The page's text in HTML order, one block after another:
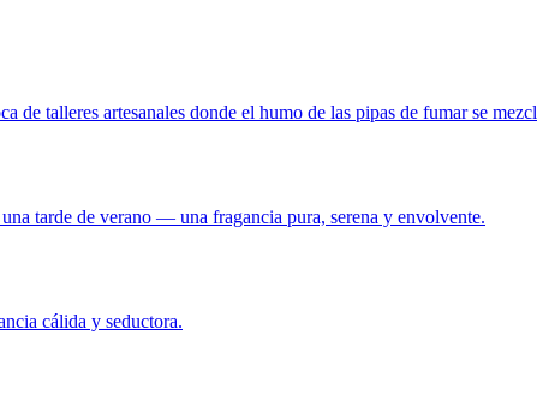
de talleres artesanales donde el humo de las pipas de fumar se
tarde de verano — una fragancia pura, serena y envolvente.
cálida y seductora.